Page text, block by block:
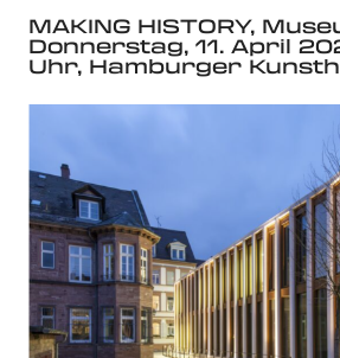
MAKING HISTORY,
Donnerstag, 11. April
Uhr, Hamburger